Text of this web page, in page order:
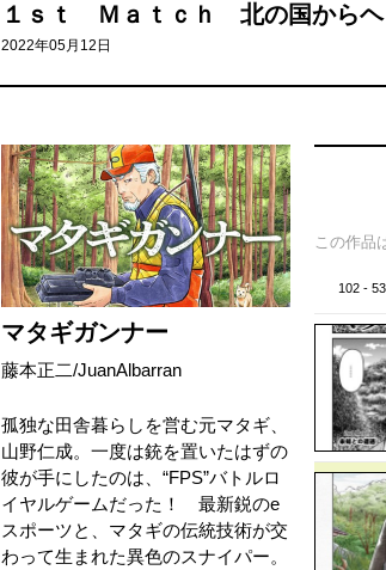
１ｓｔ Ｍａｔｃｈ 北の国からヘ
2022年05月12日
マタギガンナー
藤本正二/JuanAlbarran
孤独な田舎暮らしを営む元マタギ、
山野仁成。一度は銃を置いたはずの
彼が手にしたのは、“FPS”バトルロ
イヤルゲームだった！ 最新鋭のe
スポーツと、マタギの伝統技術が交
わって生まれた異色のスナイパー。
この作品
102 - 53